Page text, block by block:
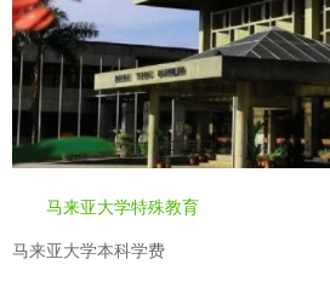
马来亚大学特殊教育
马来亚大学本科学费